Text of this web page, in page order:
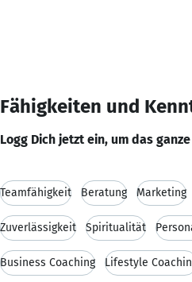
Fähigkeiten und
Logg Dich jetzt ein, um das
Teamfähigkeit Beratung Marketing
Zuverlässigkeit Spiritualität
Business Coaching Lifestyle